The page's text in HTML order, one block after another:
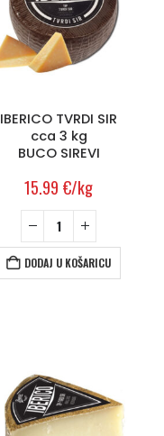
IBERICO TVRDI SIR
cca 3 kg
BUCO SIREVI
15.99 €/kg
DODAJ U KOŠARICU